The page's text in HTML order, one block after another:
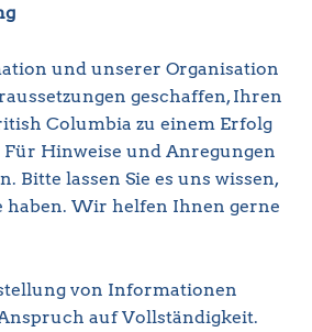
und unserer Organisation
geschaffen, Ihren
Columbia zu einem Erfolg
Für Hinweise und Anregungen
Bitte lassen Sie es uns wissen,
haben. Wir helfen Ihnen gerne
von Informationen
auf Vollständigkeit.